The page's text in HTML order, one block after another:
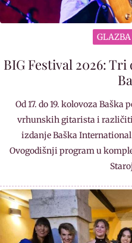
GLAZBA
BIG Festival 2026:
Od 17. do 19. kolovoza
vrhunskih gitarista i
izdanje Baška
Ovogodišnji program u